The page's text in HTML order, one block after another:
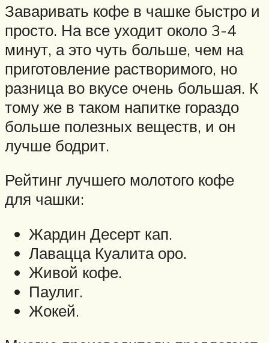
Заваривать кофе в чашке быстро и
просто. На все уходит около 3-4
минут, а это чуть больше, чем на
приготовление растворимого, но
разница во вкусе очень большая. К
тому же в таком напитке гораздо
больше полезных веществ, и он
лучше бодрит.
Рейтинг лучшего молотого кофе
для чашки:
Жардин Десерт кап.
Лавацца Куалита оро.
Живой кофе.
Паулиг.
Жокей.